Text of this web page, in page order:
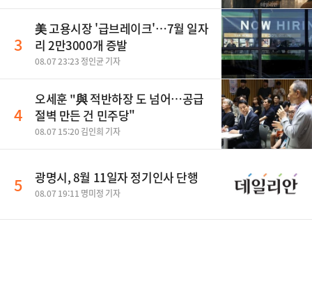
3
美 고용시장 '급브레이크'…7월 일자
리 2만3000개 증발
08.07 23:23 정인균 기자
4
오세훈 "與 적반하장 도 넘어…공급
절벽 만든 건 민주당"
08.07 15:20 김인희 기자
5 광명시, 8월 11일자 정기인사 단행
08.07 19:11 명미정 기자